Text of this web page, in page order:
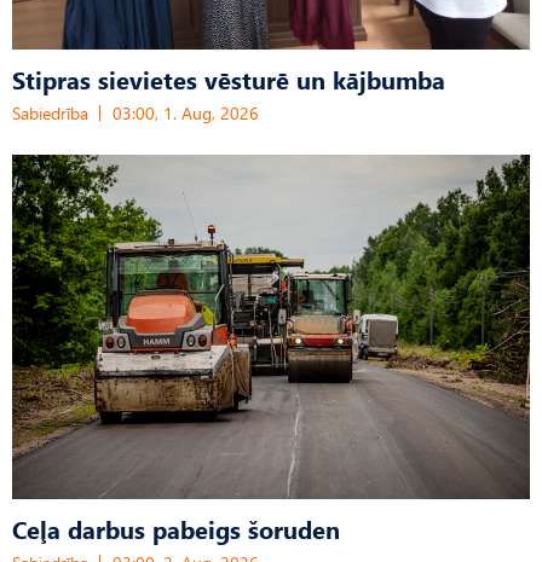
Stipras sievietes vēsturē un kājbumba
Sabiedrība 03:00, 1. Aug, 2026
Ceļa darbus pabeigs šoruden